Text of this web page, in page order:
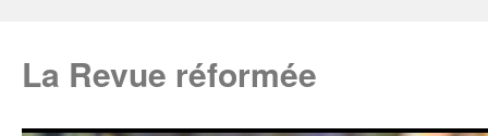
La Revue réformée